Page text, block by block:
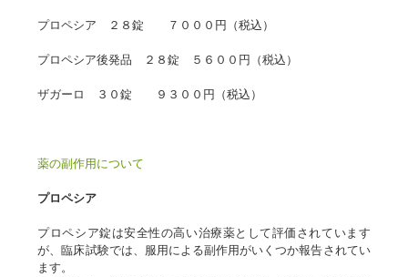
プロペシア ２８錠 ７０００円（税込）
プロペシア後発品 ２８錠 ５６００円（税込）
ザガーロ ３０錠 ９３００円（税込）
薬の副作用について
プロペシア
プロペシア錠は安全性の高い治療薬として評価されています
が、臨床試験では、服用による副作用がいくつか報告されてい
ます。